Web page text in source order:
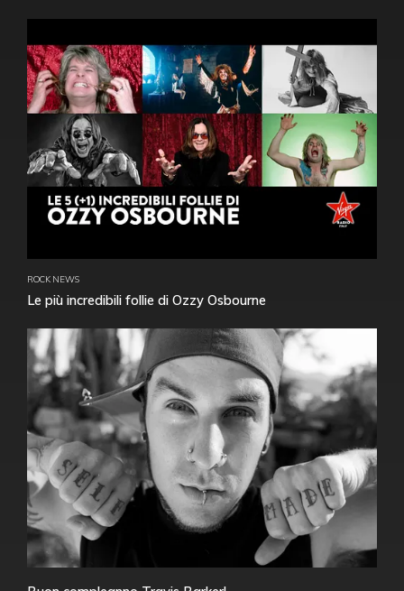
ROCK NEWS
Le più incredibili follie di Ozzy Osbourne